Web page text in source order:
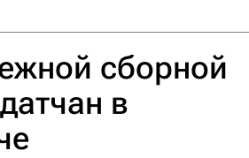
сборной
в